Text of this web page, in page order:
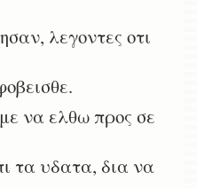
λεγοντες οτι
να ελθω προς σε
τα υδατα, δια να